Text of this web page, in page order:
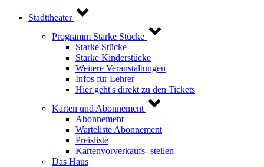
Stadttheater
Programm Starke Stücke
Starke Stücke
Starke Kinderstücke
Weitere Veranstaltungen
Infos für Lehrer
Hier geht's direkt zu den Tickets
Karten und Abonnement
Abonnement
Warteliste Abonnement
Preisliste
Kartenvorverkaufs- stellen
Das Haus